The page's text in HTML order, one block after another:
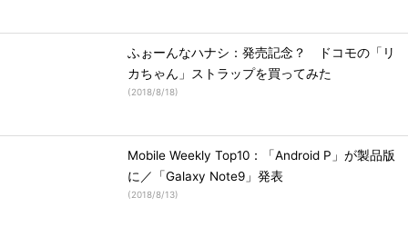
ふぉーんなハナシ：発売記念？ ドコモの「リ
カちゃん」ストラップを買ってみた
(2018/8/18)
Mobile Weekly Top10：「Android P」が製品版
に／「Galaxy Note9」発表
(2018/8/13)